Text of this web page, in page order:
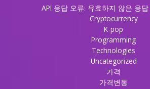
API 응답 오류: 유효하지 않은 응
Cryptocurrency
K-pop
Programming
Technologies
Uncategorized
가격
가격변동